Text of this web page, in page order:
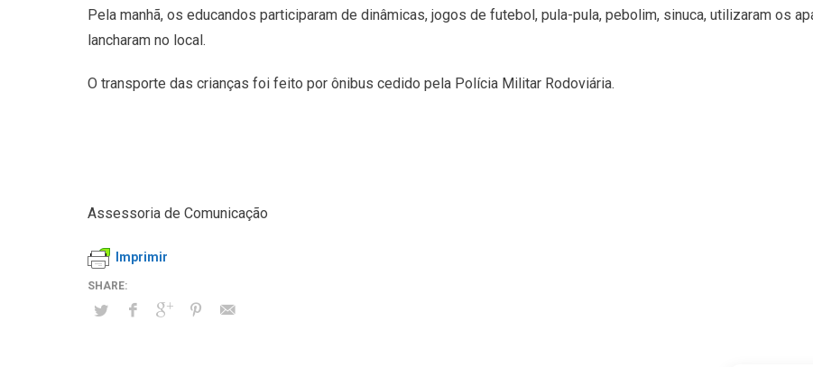
Pela manhã, os educandos participaram de dinâmicas, jogos de futebol, pula-pula, pebolim, sinuca, utilizaram os
lancharam no local.
O transporte das crianças foi feito por ônibus cedido pela Polícia Militar Rodoviária.
Assessoria de Comunicação
Imprimir